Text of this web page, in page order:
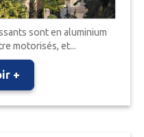
sont en aluminium
motorisés, et...
+